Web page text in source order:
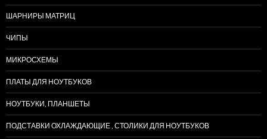
ШАРНИРЫ МАТРИЦ
ЧИПЫ
МИКРОСХЕМЫ
ПЛАТЫ ДЛЯ НОУТБУКОВ
НОУТБУКИ, ПЛАНШЕТЫ
ПОДСТАВКИ ОХЛАЖДАЮЩИЕ , СТОЛИКИ ДЛЯ НОУТБУКОВ